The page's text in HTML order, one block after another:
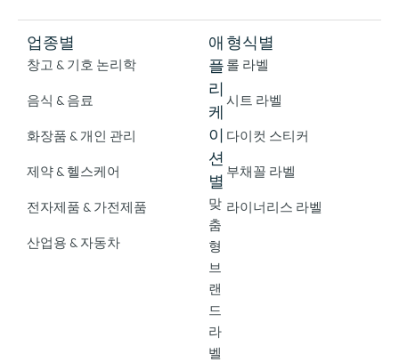
업종별
창고 & 기호 논리학
음식 & 음료
화장품 & 개인 관리
제약 & 헬스케어
전자제품 & 가전제품
산업용 & 자동차
애
플
리
케
이
션
별
맞
춤
형
브
랜
드
라
벨
형식별
롤 라벨
시트 라벨
다이컷 스티커
부채꼴 라벨
라이너리스 라벨